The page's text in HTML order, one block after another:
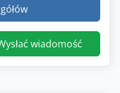
wiadomość